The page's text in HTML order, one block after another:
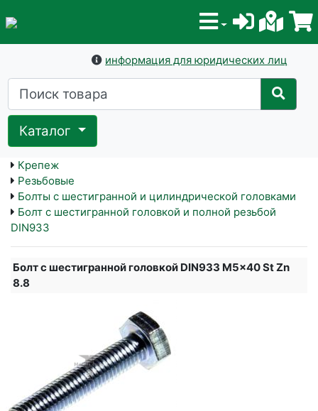
информация для юридических лиц
Каталог
Крепеж
Резьбовые
Болты с шестигранной и цилиндрической головками
Болт с шестигранной головкой и полной резьбой
DIN933
Болт с шестигранной головкой DIN933 M5x40 St Zn
8.8